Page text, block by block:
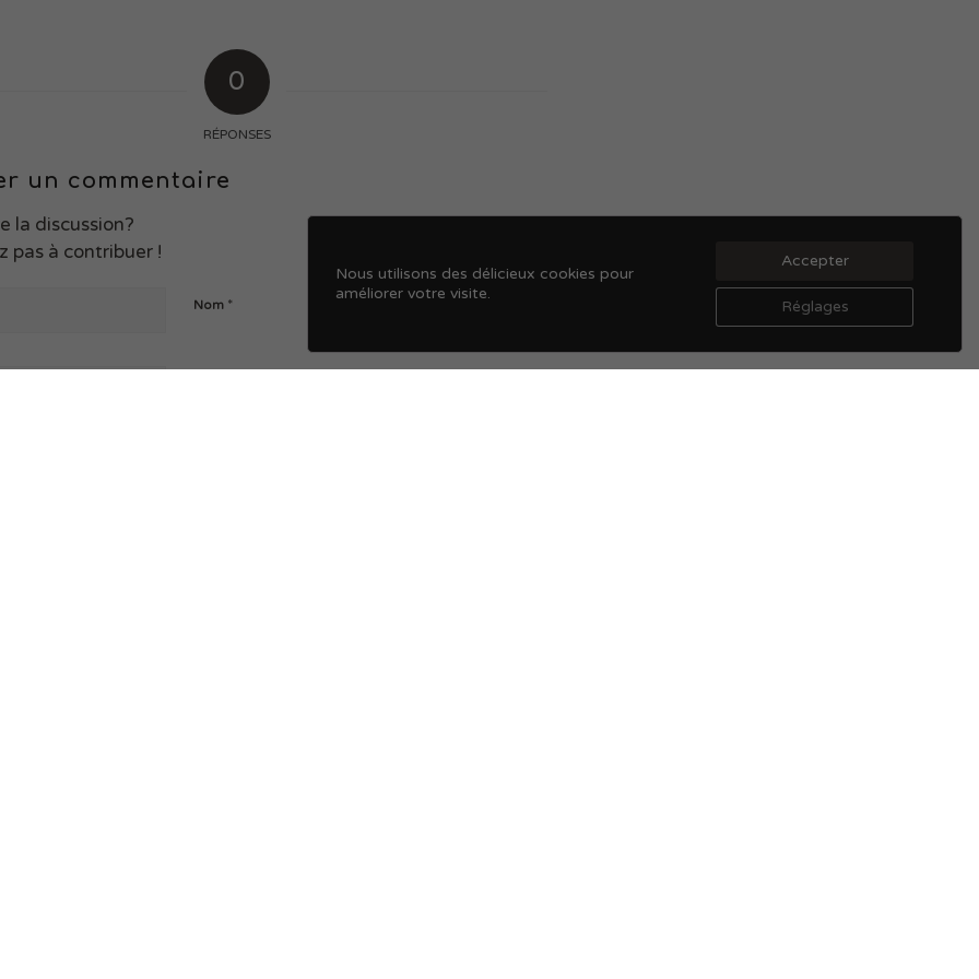
0
RÉPONSES
un commentaire
la discussion?
pas à contribuer !
Nom *
Nous utilisons des délicieux cookies pour
améliorer votre visite.
Accepter
Réglages